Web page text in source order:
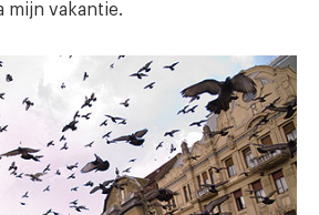
mijn vakantie.